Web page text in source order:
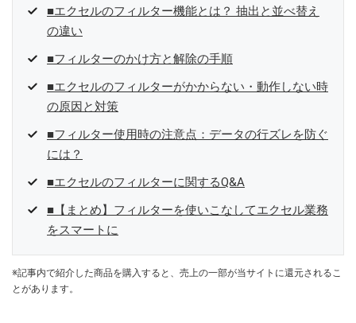
■エクセルのフィルター機能とは？ 抽出と並べ替え
の違い
■フィルターのかけ方と解除の手順
■エクセルのフィルターがかからない・動作しない時
の原因と対策
■フィルター使用時の注意点：データの行ズレを防ぐ
には？
■エクセルのフィルターに関するQ&A
■【まとめ】フィルターを使いこなしてエクセル業務
をスマートに
※記事内で紹介した商品を購入すると、売上の一部が当サイトに還元されるこ
とがあります。